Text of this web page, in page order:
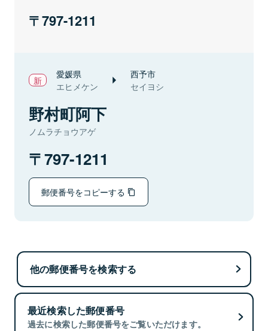
797-1211
愛媛県
エヒメケン
西予市
セイヨシ
野村町阿下
ノムラチョウアゲ
797-1211
郵便番号をコピーする
他の郵便番号を検索する
最近検索した郵便番号
過去に検索した郵便番号をご覧いただけます。